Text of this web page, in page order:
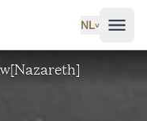
NL˅